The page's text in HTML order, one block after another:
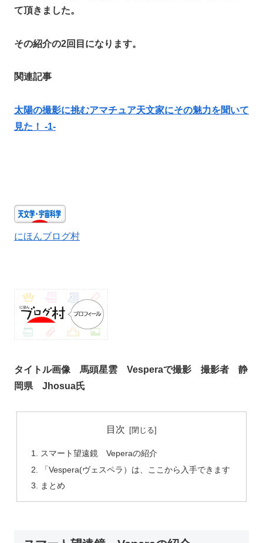
て頂きました。
その紹介の2回目になります。
関連記事
太陽の撮影に挑むアマチュア天文家にその魅力を聞いて
見た！ -1-
にほんブログ村
タイトル画像 馬頭星雲 Vesperaで撮影 撮影者 静
岡県 Jhosua氏
目次
スマート望遠鏡 Veperaの紹介
「Vespera(ヴェスペラ）は、ここから入手できます
まとめ